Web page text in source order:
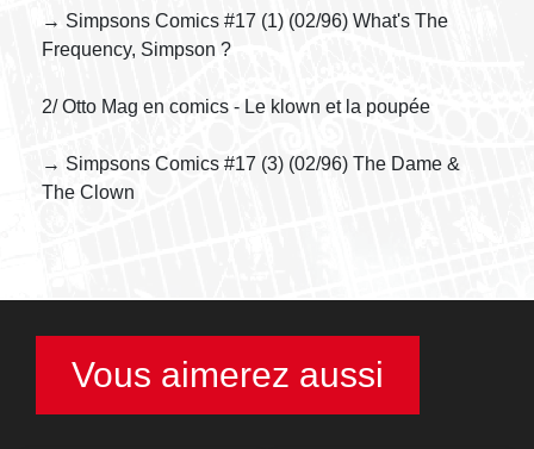
→ Simpsons Comics #17 (1) (02/96) What's The
Frequency, Simpson ?
2/ Otto Mag en comics - Le klown et la poupée
→ Simpsons Comics #17 (3) (02/96) The Dame &
The Clown
Vous aimerez aussi